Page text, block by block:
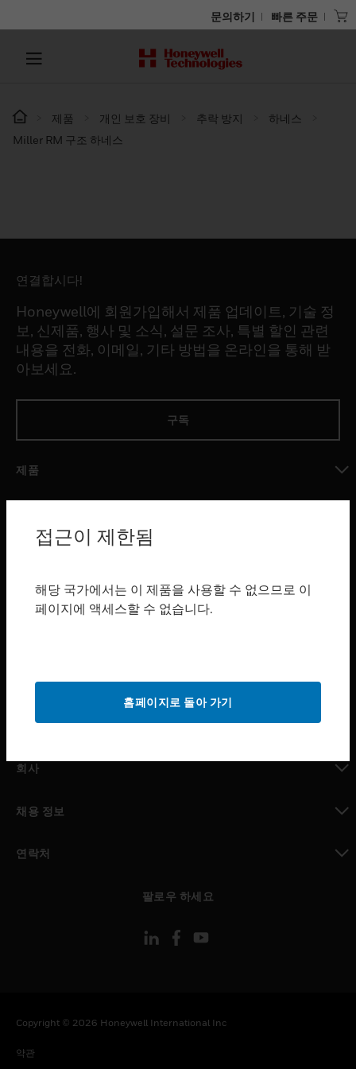
문의하기 빠른 주문
제품 개인 보호 장비 추락 방지
하네스
Miller RM 구조 하네스
연결합시다!
Honeywell에 회원가입해서 제품 업데이트, 기술 정
보, 신제품, 행사 및 소식, 설문 조사, 특별 할인 관련
내용을 전화, 이메일, 기타 방법을 온라인을 통해 받
아보세요.
구독
제품
toggle view
toggle view
toggle view
산업 분야
구매처
MYAUTOMATION サポート
회사
채용 정보
연락처
팔로우 하세요
Copyright © 2026 Honeywell International Inc
약관
접근이 제한됨
해당 국가에서는 이 제품을 사용할 수 없으므로 이
페이지에 액세스할 수 없습니다.
홈페이지로 돌아 가기